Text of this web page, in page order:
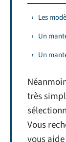
Les
Un
Un
très
Vous
vous